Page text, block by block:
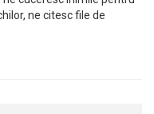
ne citesc file de